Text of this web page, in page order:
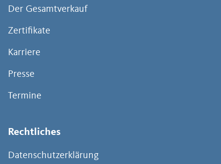
Der Gesamtverkauf
Zertifikate
Karriere
Presse
Termine
Rechtliches
Datenschutzerklärung